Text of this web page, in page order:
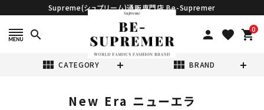
Supreme(シュプリーム)通販専門店 Be-Supremer
search person favorite 0
shopping_cart
view_module CATEGORY view_module BRAND
New Era ニューエラ